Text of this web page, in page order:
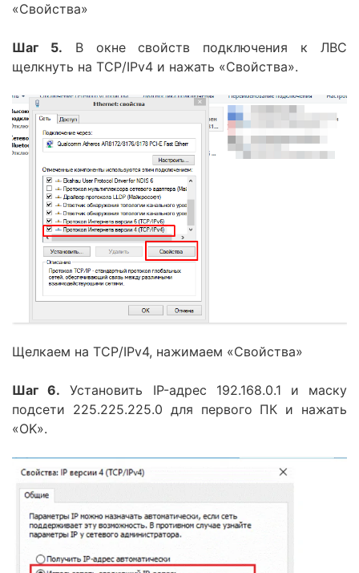
«Свойства»
Шаг 5. В окне свойств подключения к ЛВС
щелкнуть на TCP/IPv4 и нажать «Свойства».
Щелкаем на TCP/IPv4, нажимаем «Свойства»
Шаг 6. Установить IP-адрес 192.168.0.1 и маску
подсети 225.225.225.0 для первого ПК и нажать
«OK».